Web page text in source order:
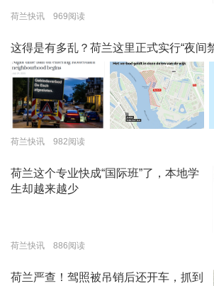
荷兰快讯 969阅读
这得是有多乱？荷兰这里正式实行“夜间
荷兰快讯 982阅读
荷兰这个专业快成“国际班”了，本地学
生却越来越少
荷兰快讯 886阅读
荷兰严查！驾照被吊销后还开车，抓到